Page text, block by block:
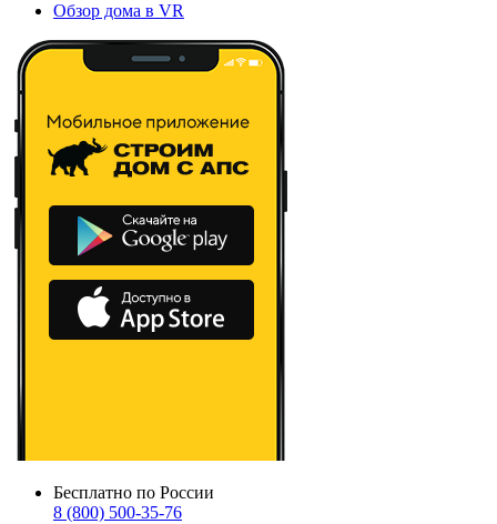
Обзор дома в VR
Бесплатно по России
8 (800) 500-35-76